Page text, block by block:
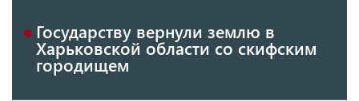
Государству вернули землю в
Харьковской области со скифским
городищем